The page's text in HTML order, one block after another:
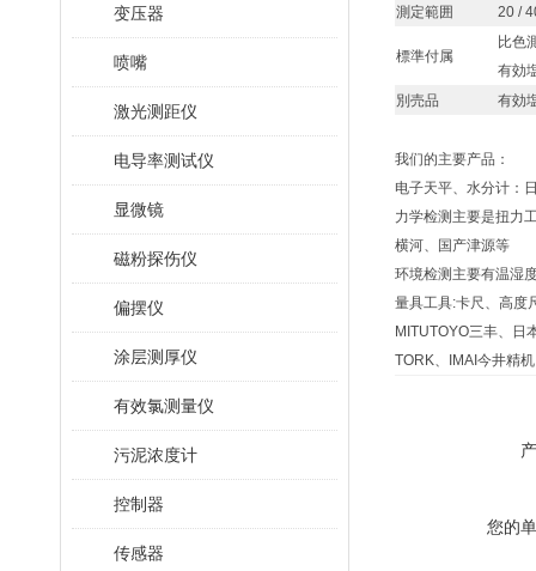
变压器
喷嘴
激光测距仪
电导率测试仪
显微镜
磁粉探伤仪
偏摆仪
涂层测厚仪
有效氯测量仪
污泥浓度计
控制器
传感器
測定範囲
20 /
標準付属
比色
有効
別売品
有効
我们的主要产品：
电子天平、水分计：
力学检测主要是扭力
横河、国产津源等
环境检测主要有温湿
量具工具:卡尺、高度
MITUTOYO三丰、日
TORK、IMAI今井精
您的